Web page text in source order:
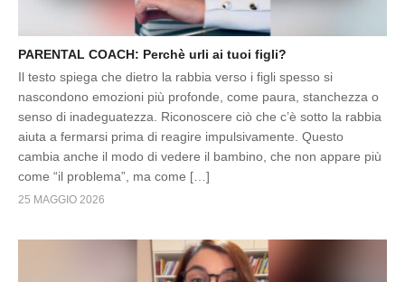
PARENTAL COACH: Perchè urli ai tuoi figli?
Il testo spiega che dietro la rabbia verso i figli spesso si
nascondono emozioni più profonde, come paura, stanchezza o
senso di inadeguatezza. Riconoscere ciò che c’è sotto la rabbia
aiuta a fermarsi prima di reagire impulsivamente. Questo
cambia anche il modo di vedere il bambino, che non appare più
come “il problema”, ma come […]
25 MAGGIO 2026